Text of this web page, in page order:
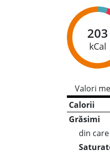
203
kCal
Valori
Calorii
Grăsimi
din care